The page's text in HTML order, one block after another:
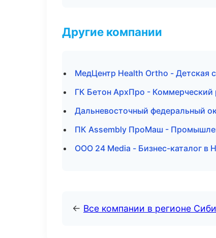
Другие компании
МедЦентр Health Ortho - Детская
ГК Бетон АрхПро - Коммерческий
Дальневосточный федеральный
ПК Assembly ПроМаш -
ООО 24 Media - Бизнес-каталог в
← Все компании в регионе